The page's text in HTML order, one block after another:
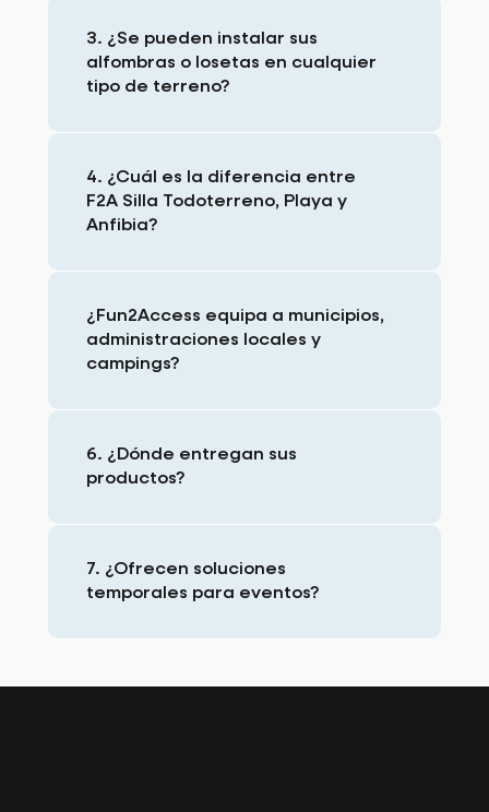
3. ¿Se pueden instalar sus
alfombras o losetas en cualquier
tipo de terreno?
4. ¿Cuál es la diferencia entre
F2A Silla Todoterreno, Playa y
Anfibia?
¿Fun2Access equipa a municipios,
administraciones locales y
campings?
6. ¿Dónde entregan sus
productos?
7. ¿Ofrecen soluciones
temporales para eventos?